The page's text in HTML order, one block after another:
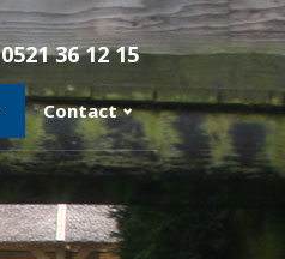
0521 36 12 15
Contact